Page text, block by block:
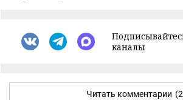
каналы
Читать комментарии